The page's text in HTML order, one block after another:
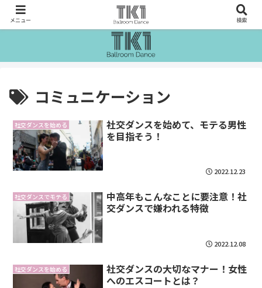
コミュニケーション
社交ダンスを始める
社交ダンスを始めて、モテる男性
を目指そう！
2022.12.23
社交ダンスでモテる
中高年もこんなことに要注意！社
交ダンスで嫌われる特徴
2022.12.08
社交ダンスを始める
社交ダンスの大切なマナー！女性
へのエスコートとは？
メニュー 検索